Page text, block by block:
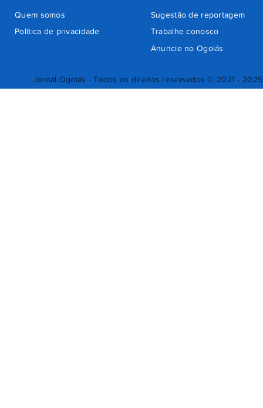
Jornal Ogoiás - Todos os direitos reservados © 2021 - 2025
Quem somos
Sugestão de reportagem
Trabalhe conosco
Política de privacidade
Anuncie no Ogoiás